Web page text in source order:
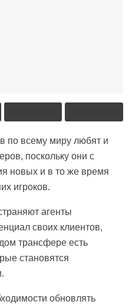
по всему миру любят и
поскольку они с
новых и в то же время
игроков.
агенты
своих клиентов,
трансфере есть
становятся
обновлять